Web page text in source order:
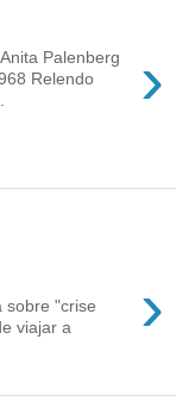
›
Palenberg
Relendo
›
sobre "crise
viajar a